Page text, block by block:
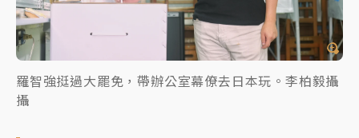
羅智強挺過大罷免，帶辦公室幕僚去日本玩。李柏毅攝
攝